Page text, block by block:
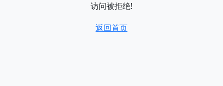
访问被拒绝!
返回首页